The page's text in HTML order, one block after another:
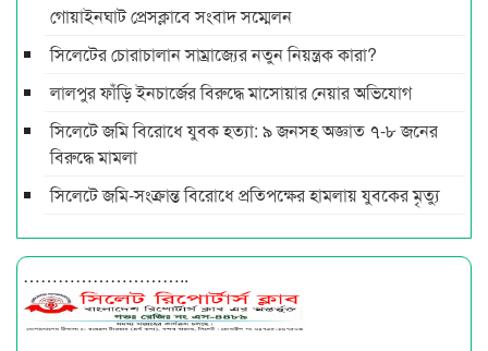
গোয়াইনঘাট প্রেসক্লাবে সংবাদ সম্মেলন
সিলেটের চোরাচালান সাম্রাজ্যের নতুন নিয়ন্ত্রক কারা?
লালপুর ফাঁড়ি ইনচার্জের বিরুদ্ধে মাসোয়ার নেয়ার অভিযোগ
সিলেটে জমি বিরোধে যুবক হত্যা: ৯ জনসহ অজ্ঞাত ৭-৮ জনের
বিরুদ্ধে মামলা
সিলেটে জমি-সংক্রান্ত বিরোধে প্রতিপক্ষের হামলায় যুবকের মৃত্যু
………………………..